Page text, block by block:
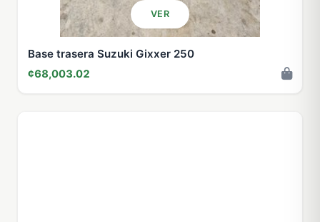
VER
Base trasera Suzuki Gixxer 250
¢68,003.02